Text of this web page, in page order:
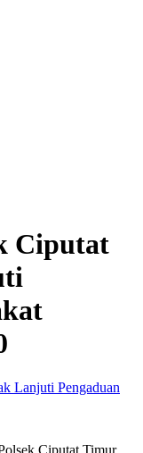
Ciputat
Ciputat Timur